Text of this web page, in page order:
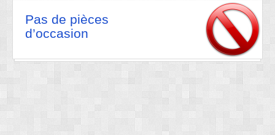
Pas de pièces
d’occasion